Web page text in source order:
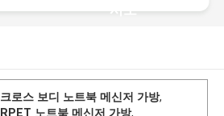
시오
크로스 보디 노트북 메신저 가방,
RPET 노트북 메신저 가방,